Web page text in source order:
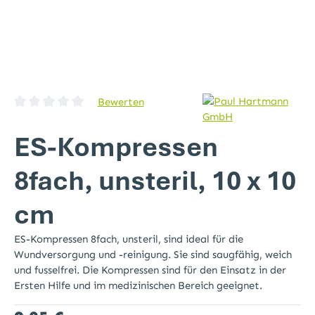
Durchschnittliche Bewertung von 0 von 5 Sternen
Bewerten
ES-Kompressen
8fach, unsteril, 10 x 10
cm
ES-Kompressen 8fach, unsteril, sind ideal für die
Wundversorgung und -reinigung. Sie sind saugfähig, weich
und fusselfrei. Die Kompressen sind für den Einsatz in der
Ersten Hilfe und im medizinischen Bereich geeignet.
Regulärer Preis: